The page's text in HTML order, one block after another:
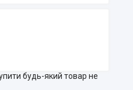
будь-який товар не